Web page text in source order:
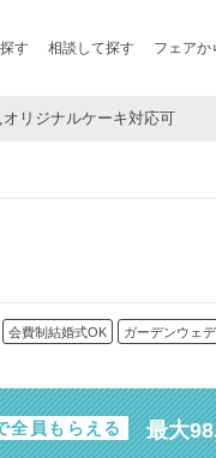
す 相談して探す フェアか
リジナルケーキ対応可
会費制結婚式OK ガーデンウェ
全員もらえる 最大